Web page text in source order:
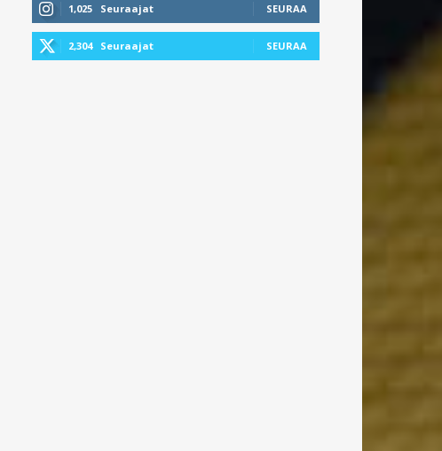
1,025 Seuraajat SEURAA
2,304 Seuraajat SEURAA